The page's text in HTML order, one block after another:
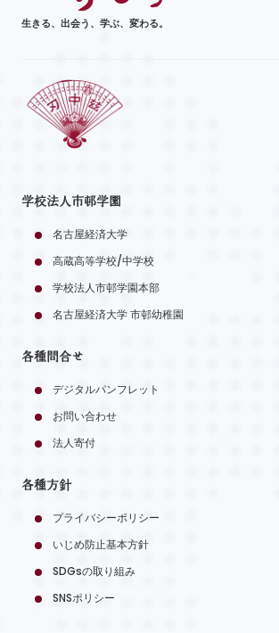
生きる、出会う、学ぶ、変わる。
学校法人市邨学園
名古屋経済大学
高蔵高等学校/中学校
学校法人市邨学園本部
名古屋経済大学 市邨幼稚園
各種問合せ
デジタルパンフレット
お問い合わせ
法人寄付
各種方針
プライバシーポリシー
いじめ防止基本方針
SDGsの取り組み
SNSポリシー